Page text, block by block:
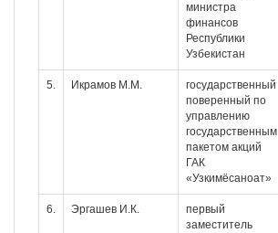
министра
финансов
Республики
Узбекистан
5. Икрамов М.М.
государственный
поверенный по
управлению
государственным
пакетом акций
ГАК
«Узкимёсаноат»
6. Эргашев И.К.
первый
заместитель